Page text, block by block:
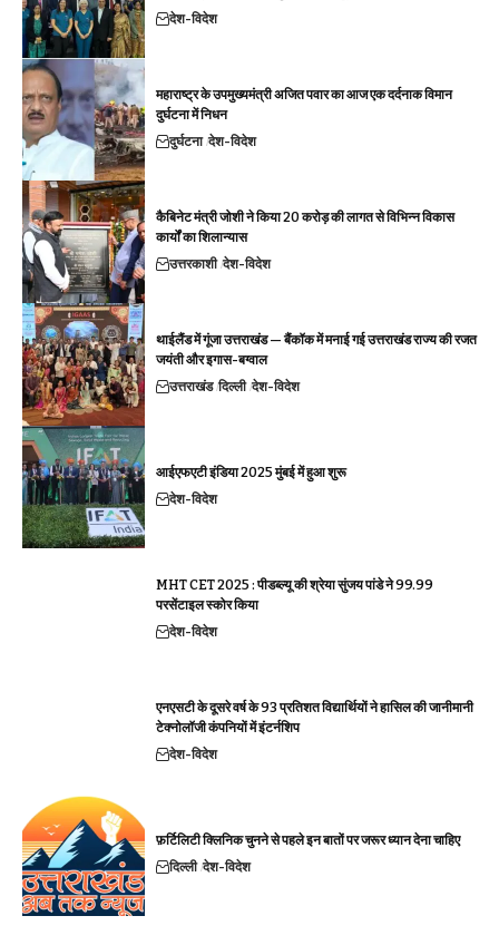
देश-विदेश
महाराष्ट्र के उपमुख्यमंत्री अजित पवार का आज एक दर्दनाक विमान
दुर्घटना में निधन
दुर्घटना देश-विदेश
कैबिनेट मंत्री जोशी ने किया 20 करोड़ की लागत से विभिन्न विकास
कार्यों का शिलान्यास
उत्तरकाशी देश-विदेश
थाईलैंड में गूंजा उत्तराखंड — बैंकॉक में मनाई गई उत्तराखंड राज्य की रजत
जयंती और इगास-बग्वाल
उत्तराखंड दिल्ली देश-विदेश
आईएफएटी इंडिया 2025 मुंबई में हुआ शुरू
देश-विदेश
MHT CET 2025 : पीडब्ल्यू की श्रेया सुंजय पांडे ने 99.99
परसेंटाइल स्कोर किया
देश-विदेश
एनएसटी के दूसरे वर्ष के 93 प्रतिशत विद्यार्थियों ने हासिल की जानीमानी
टेक्नोलॉजी कंपनियों में इंटर्नशिप
देश-विदेश
फ़र्टिलिटी क्लिनिक चुनने से पहले इन बातों पर जरूर ध्यान देना चाहिए
दिल्ली देश-विदेश